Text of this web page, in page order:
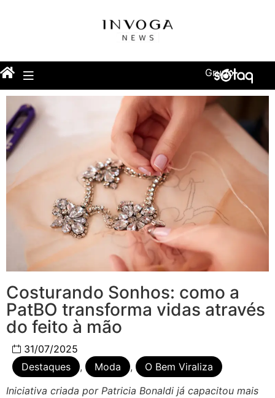
Grupo
Costurando Sonhos: como a
PatBO transforma vidas através
do feito à mão
31/07/2025
Destaques
, Moda ,
O Bem Viraliza
Iniciativa criada por Patricia Bonaldi já capacitou mais